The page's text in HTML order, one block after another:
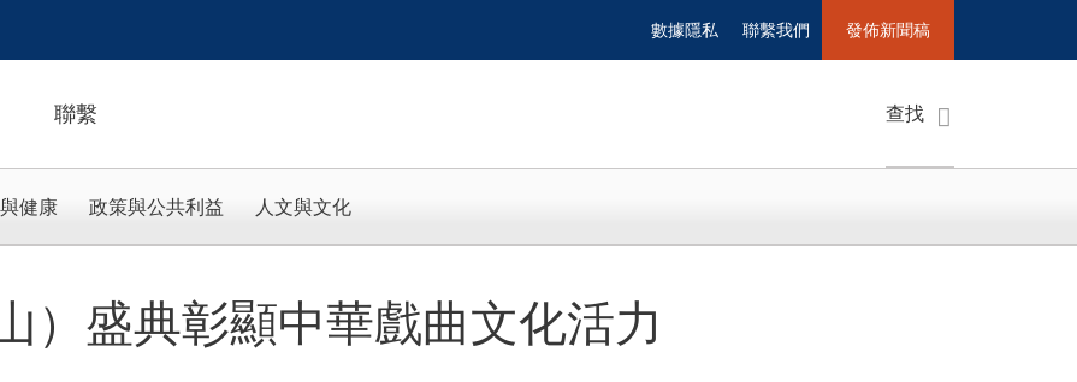
數據隱私 聯繫我們 發佈新聞稿
聯繫 查找
健康 政策與公共利益 人文與文化
）盛典彰顯中華戲曲文化活力